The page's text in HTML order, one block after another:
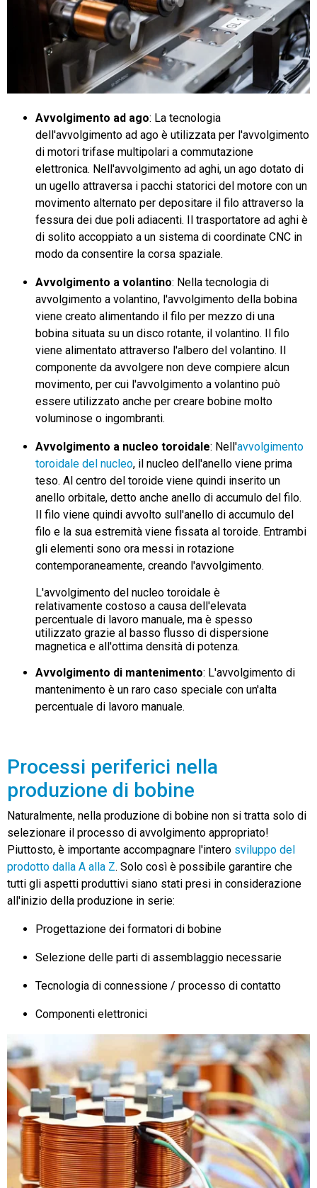
Avvolgimento ad ago: La tecnologia
dell'avvolgimento ad ago è utilizzata per l'avvolgimento
di motori trifase multipolari a commutazione
elettronica. Nell'avvolgimento ad aghi, un ago dotato di
un ugello attraversa i pacchi statorici del motore con un
movimento alternato per depositare il filo attraverso la
fessura dei due poli adiacenti. Il trasportatore ad aghi è
di solito accoppiato a un sistema di coordinate CNC in
modo da consentire la corsa spaziale.
Avvolgimento a volantino: Nella tecnologia di
avvolgimento a volantino, l'avvolgimento della bobina
viene creato alimentando il filo per mezzo di una
bobina situata su un disco rotante, il volantino. Il filo
viene alimentato attraverso l'albero del volantino. Il
componente da avvolgere non deve compiere alcun
movimento, per cui l'avvolgimento a volantino può
essere utilizzato anche per creare bobine molto
voluminose o ingombranti.
Avvolgimento a nucleo toroidale: Nell'avvolgimento
toroidale del nucleo, il nucleo dell'anello viene prima
teso. Al centro del toroide viene quindi inserito un
anello orbitale, detto anche anello di accumulo del filo.
Il filo viene quindi avvolto sull'anello di accumulo del
filo e la sua estremità viene fissata al toroide. Entrambi
gli elementi sono ora messi in rotazione
contemporaneamente, creando l'avvolgimento.
L'avvolgimento del nucleo toroidale è
relativamente costoso a causa dell'elevata
percentuale di lavoro manuale, ma è spesso
utilizzato grazie al basso flusso di dispersione
magnetica e all'ottima densità di potenza.
Avvolgimento di mantenimento: L'avvolgimento di
mantenimento è un raro caso speciale con un'alta
percentuale di lavoro manuale.
Processi periferici nella
produzione di bobine
Naturalmente, nella produzione di bobine non si tratta solo di
selezionare il processo di avvolgimento appropriato!
Piuttosto, è importante accompagnare l'intero sviluppo del
prodotto dalla A alla Z. Solo così è possibile garantire che
tutti gli aspetti produttivi siano stati presi in considerazione
all'inizio della produzione in serie:
Progettazione dei formatori di bobine
Selezione delle parti di assemblaggio necessarie
Tecnologia di connessione / processo di contatto
Componenti elettronici